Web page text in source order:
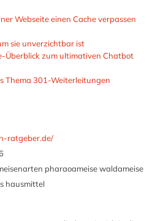
Webseite einen Cache verpassen
sie unverzichtbar ist
Überblick zum ultimativen Chatbot
Thema 301-Weiterleitungen
ratgeber.de/
pharaoameise waldameise
hausmittel